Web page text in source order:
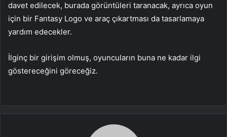
davet edilecek, burada görüntüleri taranacak, ayrıca oyun
için bir Fantasy Logo ve araç çıkartması da tasarlamaya
yardım edecekler.
İlginç bir girişim olmuş, oyuncuların buna ne kadar ilgi
göstereceğini göreceğiz.